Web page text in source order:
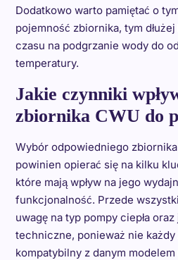
Dodatkowo warto pamiętać o
pojemność zbiornika, tym
czasu na podgrzanie wody do
temperatury.
Jakie czynniki
zbiornika CWU do
Wybór odpowiedniego zbiornika
powinien opierać się na kilku
które mają wpływ na jego
funkcjonalność. Przede
uwagę na typ pompy ciepła
techniczne, ponieważ nie
kompatybilny z danym